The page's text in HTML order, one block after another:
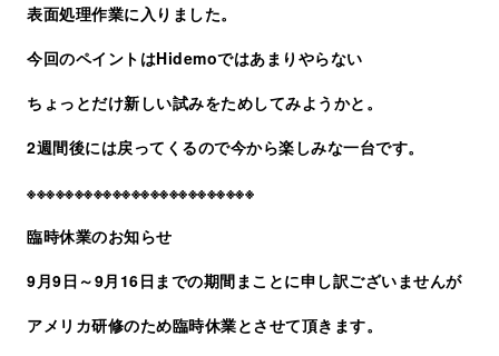
表面処理作業に入りました。
今回のペイントはHidemoではあまりやらない
ちょっとだけ新しい試みをためしてみようかと。
2週間後には戻ってくるので今から楽しみな一台です。
※※※※※※※※※※※※※※※※※※※※※※※※
臨時休業のお知らせ
9月9日～9月16日までの期間まことに申し訳ございませんが
アメリカ研修のため臨時休業とさせて頂きます。